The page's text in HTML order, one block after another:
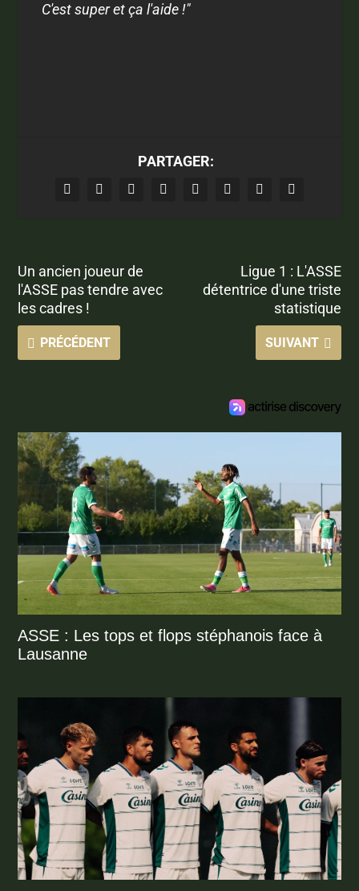
C'est super et ça l'aide !"
PARTAGER:
Un ancien joueur de
l'ASSE pas tendre avec
les cadres !
PRÉCÉDENT
Ligue 1 : L'ASSE
détentrice d'une triste
statistique
SUIVANT
ASSE : Les tops et flops stéphanois face à
Lausanne